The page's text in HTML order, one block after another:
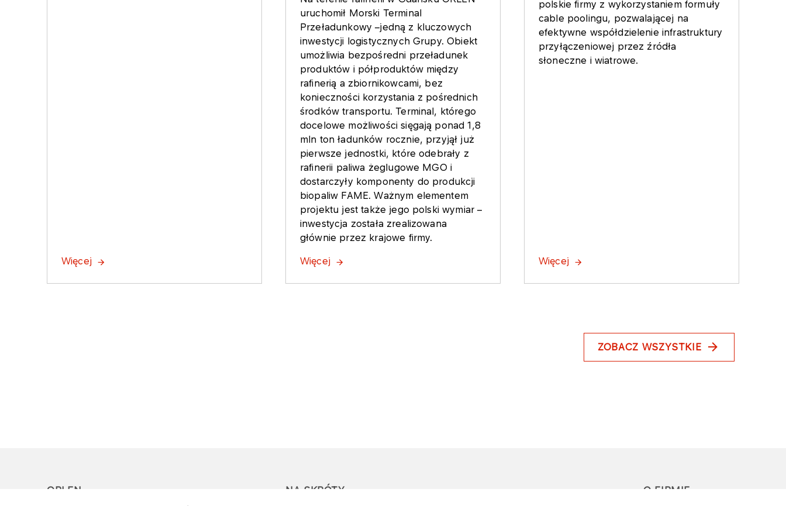
Więcej
uruchomił Morski Terminal
Przeładunkowy –jedną z kluczowych
inwestycji logistycznych Grupy. Obiekt
umożliwia bezpośredni przeładunek
produktów i półproduktów między
rafinerią a zbiornikowcami, bez
konieczności korzystania z pośrednich
środków transportu. Terminal, którego
docelowe możliwości sięgają ponad 1,8
mln ton ładunków rocznie, przyjął już
pierwsze jednostki, które odebrały z
rafinerii paliwa żeglugowe MGO i
dostarczyły komponenty do produkcji
biopaliw FAME. Ważnym elementem
projektu jest także jego polski wymiar –
inwestycja została zrealizowana
głównie przez krajowe firmy.
Więcej
polskie firmy z wykorzystaniem formuły
cable poolingu, pozwalającej na
efektywne współdzielenie infrastruktury
przyłączeniowej przez źródła
słoneczne i wiatrowe.
Więcej
ZOBACZ WSZYSTKIE
ORLEN NA SKRÓTY O FIRMIE